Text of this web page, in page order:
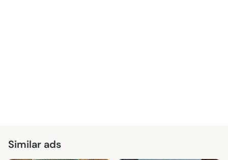
Similar ads